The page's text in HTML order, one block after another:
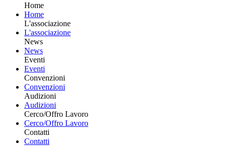
Home
Home
L'associazione
L'associazione
News
News
Eventi
Eventi
Convenzioni
Convenzioni
Audizioni
Audizioni
Cerco/Offro Lavoro
Cerco/Offro Lavoro
Contatti
Contatti